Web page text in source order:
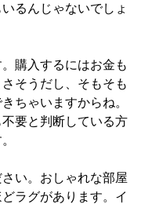
るんじゃないでしょ
購入するにはお金も
そうだし、そもそも
ちゃいますからね。
要と判断している方
い。おしゃれな部屋
ラグがあります。イ